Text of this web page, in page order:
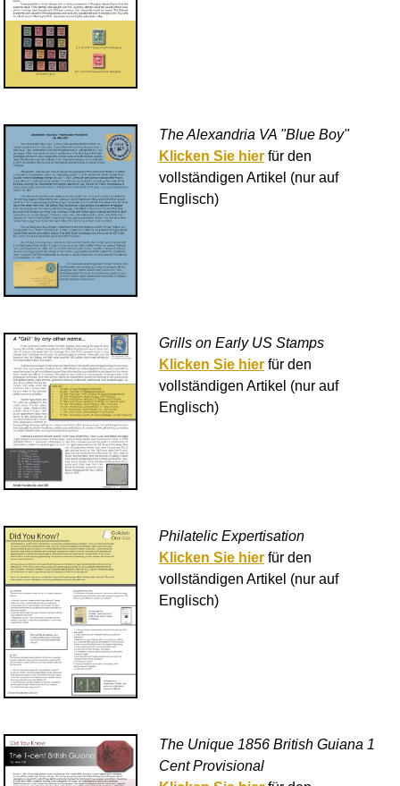
The Alexandria VA "Blue Boy"
Klicken Sie hier für den
vollständigen Artikel (nur auf
Englisch)
Grills on Early US Stamps
Klicken Sie hier für den
vollständigen Artikel (nur auf
Englisch)
Philatelic Expertisation
Klicken Sie hier für den
vollständigen Artikel (nur auf
Englisch)
The Unique 1856 British Guiana 1
Cent Provisional